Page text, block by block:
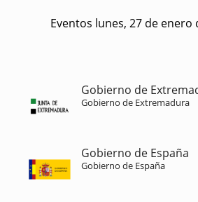
Eventos lunes, 27 de enero
Gobierno de
Gobierno de Extremadura
Gobierno de España
Gobierno de España